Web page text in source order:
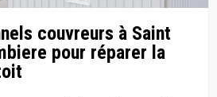
couvreurs à Saint
pour réparer la